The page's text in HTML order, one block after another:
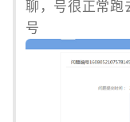
聊，号很正常跑
号